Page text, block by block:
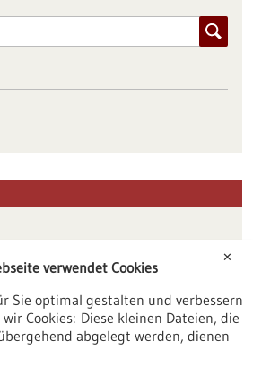
✕
verwendet Cookies
Sie optimal gestalten und verbessern
Cookies: Diese kleinen Dateien, die
abgelegt werden, dienen